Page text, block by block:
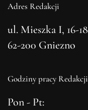
Adres Redakcji
ul. Mieszka I, 16-18
62-200 Gniezno
Godziny pracy Redakcji
Pon - Pt: